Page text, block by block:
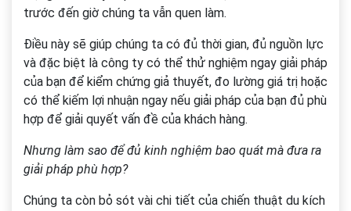
trước đến giờ chúng ta vẫn quen làm.
Điều này sẽ giúp chúng ta có đủ thời gian, đủ nguồn lực
và đặc biệt là công ty có thể thử nghiệm ngay giải pháp
của bạn để kiểm chứng giả thuyết, đo lường giá trị hoặc
có thể kiếm lợi nhuận ngay nếu giải pháp của bạn đủ phù
hợp để giải quyết vấn đề của khách hàng.
Nhưng làm sao để đủ kinh nghiệm bao quát mà đưa ra
giải pháp phù hợp?
Chúng ta còn bỏ sót vài chi tiết của chiến thuật du kích